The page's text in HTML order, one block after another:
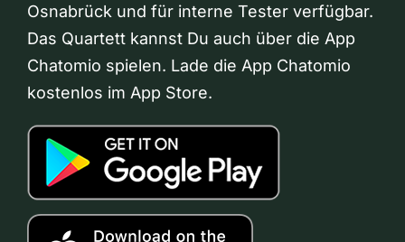
Osnabrück und für interne Tester verfügbar.
Das Quartett kannst Du auch über die App
Chatomio spielen. Lade die App Chatomio
kostenlos im App Store.